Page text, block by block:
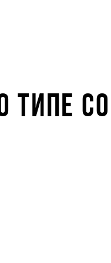
ТИПЕ